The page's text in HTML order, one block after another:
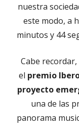
nuestra
este modo, a
minutos y 44
Cabe
el premio
proyecto
una de las
panorama